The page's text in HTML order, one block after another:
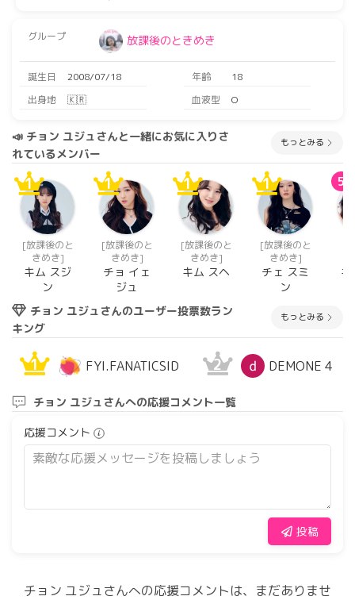
グループ 放課後のときめき
誕生日 2008/07/18 年齢
18
出身地
🇰🇷 血液型 O
📣 チョン ユジュさんと一緒にお気に入りさ
れているメンバー
もっとみる
1
[放課後のと
きめき]
キム スジ
ン
1
[放課後のと
きめき]
チョ イェ
ジュ
1
[放課後のと
きめき]
キム スヘ
1
[放課後のと
きめき]
チェ スミ
ン
5
キ
チョン ユジュさんのユーザー投票数ラン
キング
もっとみる
1 FYI.FANATICSID 2 DEMONE 4
チョン ユジュさんへの応援コメント一覧
応援コメント
投稿
チョン ユジュさんへの応援コメントは、まだありませ